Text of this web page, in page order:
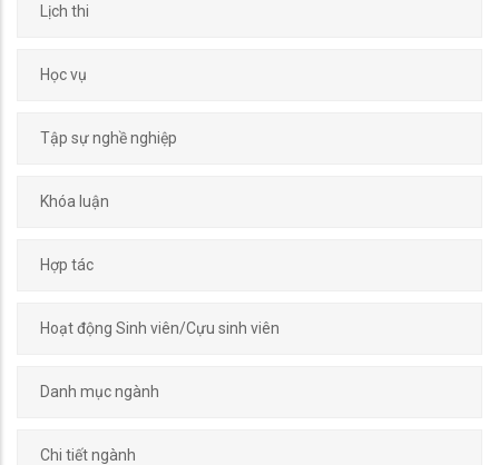
Lịch thi
Học vụ
Tập sự nghề nghiệp
Khóa luận
Hợp tác
Hoạt động Sinh viên/Cựu sinh viên
Danh mục ngành
Chi tiết ngành